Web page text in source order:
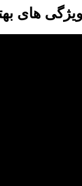
های